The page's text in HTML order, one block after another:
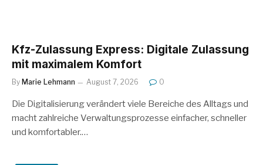
Kfz-Zulassung Express: Digitale Zulassung
mit maximalem Komfort
By Marie Lehmann August 7, 2026 0
Die Digitalisierung verändert viele Bereiche des Alltags und
macht zahlreiche Verwaltungsprozesse einfacher, schneller
und komfortabler.…